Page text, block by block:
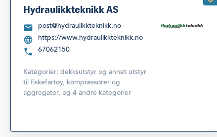
Hydraulikkteknikk AS
post@hydraulikkteknikk.no
https://www.hydraulikkteknikk.no
67062150
Kategorier: dekksutstyr og annet utstyr
til fiskefartøy, kompressorer og
aggregater, og 4 andre kategorier